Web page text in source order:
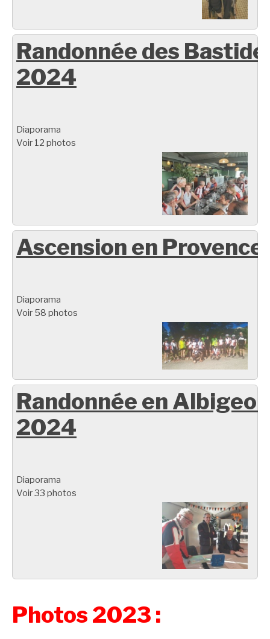
Randonnée des
2024
Diaporama
Voir 12 photos
Ascension en Provence
Diaporama
Voir 58 photos
Randonnée en
2024
Diaporama
Voir 33 photos
Photos 2023 :